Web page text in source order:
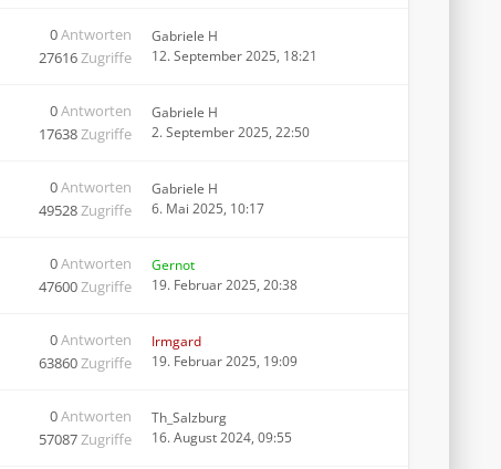
0Antworten
27616Zugriffe
Gabriele H
12. September 2025, 18:21
0Antworten
17638Zugriffe
Gabriele H
2. September 2025, 22:50
0Antworten
49528Zugriffe
Gabriele H
6. Mai 2025, 10:17
0Antworten
47600Zugriffe
Gernot
19. Februar 2025, 20:38
0Antworten
63860Zugriffe
Irmgard
19. Februar 2025, 19:09
0Antworten
57087Zugriffe
Th_Salzburg
16. August 2024, 09:55